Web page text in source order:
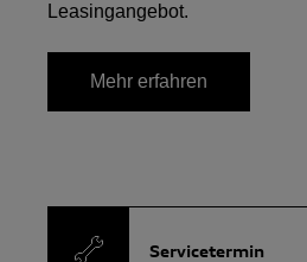
Leasingangebot.
Mehr erfahren
Servicetermin